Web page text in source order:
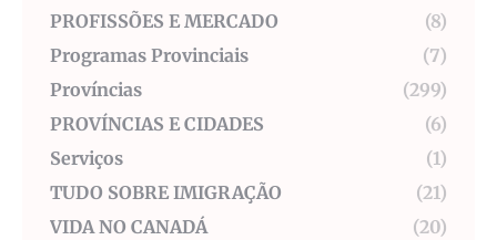
PROFISSÕES E MERCADO
(8)
Programas Provinciais
(7)
Províncias
(299)
PROVÍNCIAS E CIDADES
(6)
Serviços
(1)
TUDO SOBRE IMIGRAÇÃO
(21)
VIDA NO CANADÁ
(20)